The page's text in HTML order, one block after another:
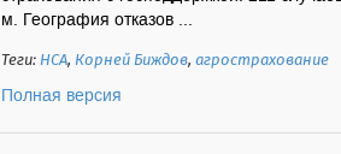
м. География отказов ...
Теги:НСА, Корней Биждов,агрострахование
Полная версия